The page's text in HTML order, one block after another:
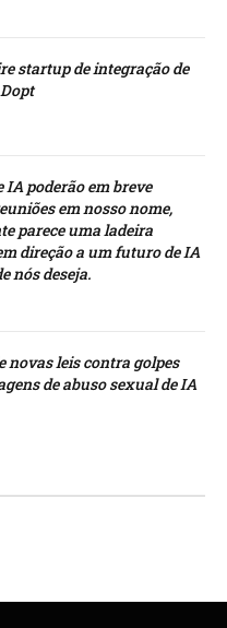
startup de integração de
IA poderão em breve
em nosso nome,
parece uma ladeira
direção a um futuro de IA
nós deseja.
novas leis contra golpes
de abuso sexual de IA